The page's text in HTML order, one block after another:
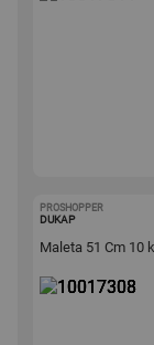
PROSHOPPER
DUKAP
Maleta 51 Cm 10